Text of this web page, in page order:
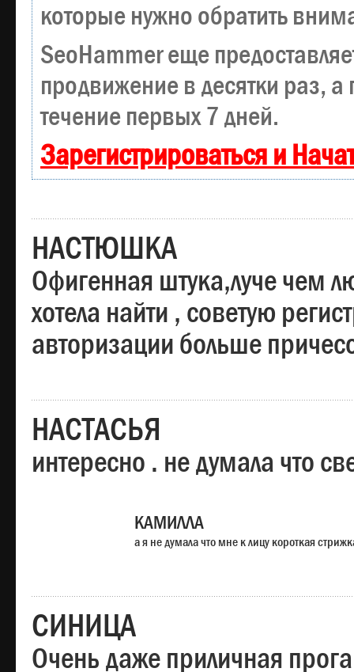
которые нужно обратить
SeoHammer еще
продвижение в десятки раз, а
течение первых 7 дней.
Зарегистрироваться и
НАСТЮШКА
Офигенная штука,луче чем
хотела найти , советую
авторизации больше
НАСТАСЬЯ
интересно . не думала что
КАМИЛЛА
а я не думала что мне к лицу короткая
СИНИЦА
Очень даже приличная